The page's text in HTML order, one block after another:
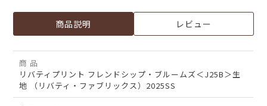
商品説明 レビュー
商 品
リバティプリント フレンドシップ・ブルームズ＜J25B＞生
地 （リバティ・ファブリックス）2025SS